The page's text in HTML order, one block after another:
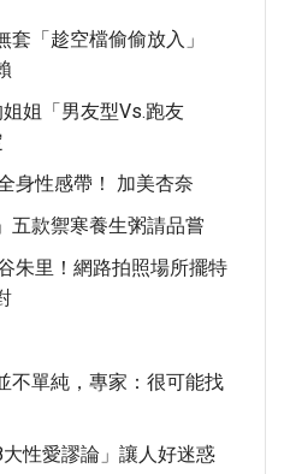
套「趁空檔偷偷放入」
姐「男友型vs.跑友
身性感帶！ 加美杏奈
五款禦寒養生粥請品嘗
朱里！網路拍照場所擺特
不單純，專家：很可能找
性愛謬論」讓人好迷惑